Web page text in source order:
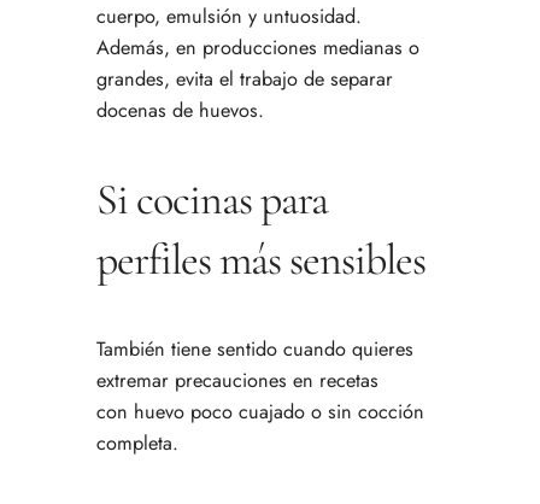
cuerpo, emulsión y untuosidad.
Además, en producciones medianas o
grandes, evita el trabajo de separar
docenas de huevos.
Si cocinas para
perfiles más sensibles
También tiene sentido cuando quieres
extremar precauciones en recetas
con huevo poco cuajado o sin cocción
completa.